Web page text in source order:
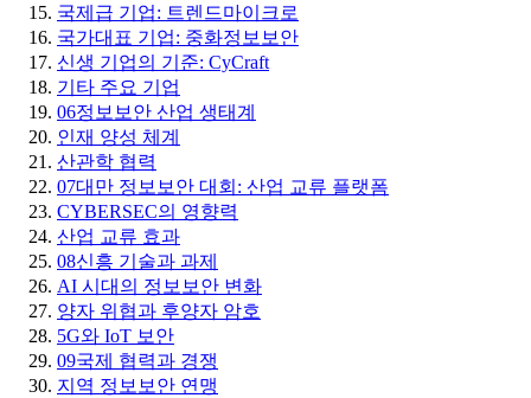
국제급 기업: 트렌드마이크로
국가대표 기업: 중화정보보안
신생 기업의 기준: CyCraft
기타 주요 기업
06정보보안 산업 생태계
인재 양성 체계
산관학 협력
07대만 정보보안 대회: 산업 교류 플랫폼
CYBERSEC의 영향력
산업 교류 효과
08신흥 기술과 과제
AI 시대의 정보보안 변화
양자 위협과 후양자 암호
5G와 IoT 보안
09국제 협력과 경쟁
지역 정보보안 연맹